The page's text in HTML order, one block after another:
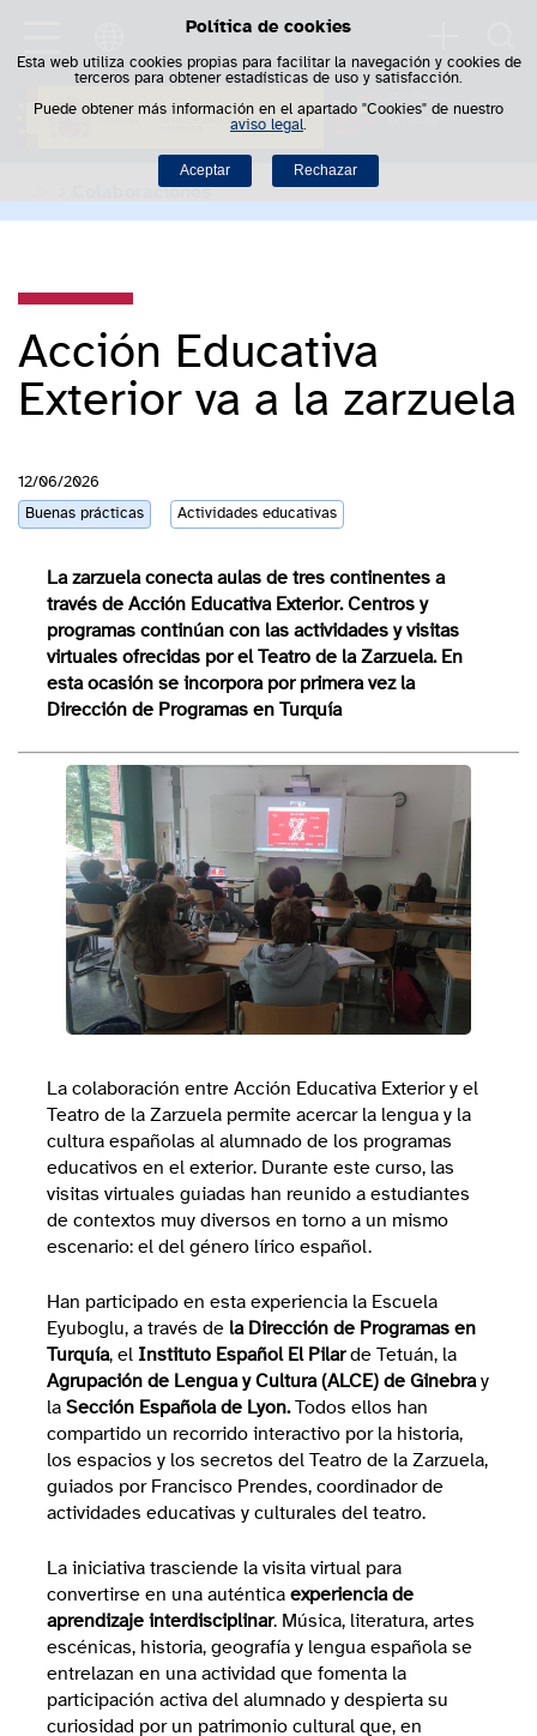
Política de cookies
Esta web utiliza cookies propias para facilitar la navegación y cookies de
terceros para obtener estadísticas de uso y satisfacción.
Puede obtener más información en el apartado "Cookies" de nuestro
aviso legal
Aceptar Rechazar
Saltar al contenido
Colaboraciones
Acción Educativa
Exterior va a la zarzuela
12/06/2026
Buenas prácticas Actividades educativas
La zarzuela conecta aulas de tres continentes a
través de Acción Educativa Exterior. Centros y
programas continúan con las actividades y visitas
virtuales ofrecidas por el Teatro de la Zarzuela. En
esta ocasión se incorpora por primera vez la
Dirección de Programas en Turquía
La colaboración entre Acción Educativa Exterior y el
Teatro de la Zarzuela permite acercar la lengua y la
cultura españolas al alumnado de los programas
educativos en el exterior. Durante este curso, las
visitas virtuales guiadas han reunido a estudiantes
de contextos muy diversos en torno a un mismo
escenario: el del género lírico español.
Han participado en esta experiencia la Escuela
Eyuboglu, a través de la Dirección de Programas en
Turquía, el Instituto Español El Pilarde Tetuán, la
Agrupación de Lengua y Cultura (ALCE) de Ginebray
la Sección Española de Lyon.Todos ellos han
compartido un recorrido interactivo por la historia,
los espacios y los secretos del Teatro de la Zarzuela,
guiados por Francisco Prendes, coordinador de
actividades educativas y culturales del teatro.
La iniciativa trasciende la visita virtual para
convertirse en una auténtica experiencia de
aprendizaje interdisciplinar. Música, literatura, artes
escénicas, historia, geografía y lengua española se
entrelazan en una actividad que fomenta la
participación activa del alumnado y despierta su
curiosidad por un patrimonio cultural que, en